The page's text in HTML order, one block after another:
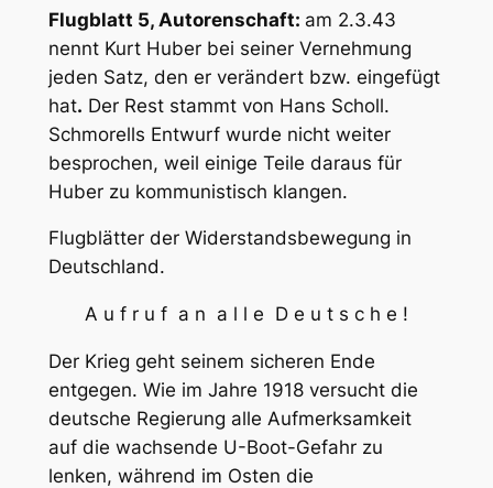
Flugblatt 5, Autorenschaft: am 2.3.43
nennt Kurt Huber bei seiner Vernehmung
jeden Satz, den er verändert bzw. eingefügt
hat. Der Rest stammt von Hans Scholl.
Schmorells Entwurf wurde nicht weiter
besprochen, weil einige Teile daraus für
Huber zu kommunistisch klangen.
Flugblätter der Widerstandsbewegung in
Deutschland.
A u f r u f a n a l l e D e u t s c h e !
Der Krieg geht seinem sicheren Ende
entgegen. Wie im Jahre 1918 ver­sucht die
deutsche Regierung alle Aufmerksamkeit
auf die wachsende U-Boot-Gefahr zu
lenken, während im Osten die